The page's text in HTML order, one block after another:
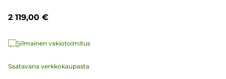
2 119,00 €
Ilmainen vakiotoimitus
Saatavana verkkokaupasta